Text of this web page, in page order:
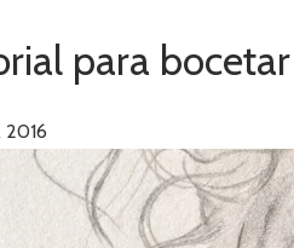
para bocetar
2016